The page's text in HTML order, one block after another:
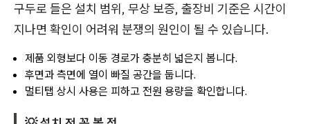
구두로 들은 설치 범위, 무상 보증, 출장비 기준은 시간이
지나면 확인이 어려워 분쟁의 원인이 될 수 있습니다.
제품 외형보다 이동 경로가 충분히 넓은지 봅니다.
후면과 측면에 열이 빠질 공간을 둡니다.
멀티탭 상시 사용은 피하고 전원 용량을 확인합니다.